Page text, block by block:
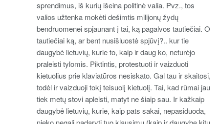
sprendimus, iš kurių išeina politinė valia. Pvz., tos
valios užtenka mokėti dešimtis milijonų žydų
bendruomenei spjaunant į tai, ką pagalvos tautiečiai. O
tautiečiai ką, ar bent nusišluostė spjūvį?.. kur tie
daugybė lietuvių, kurie to, kaip ir daug ko, neturėjo
praleisti tylomis. Piktintis, protestuoti ir vaizduoti
kietuolius prie klaviatūros nesiskato. Gal tau ir skaitosi,
todėl ir vaizduoji tokį teisuolį kietuolį. Tai, kad rūmai jau
tiek metų stovi apleisti, matyt ne šiaip sau. Ir kažkaip
daugybė lietuvių, kurie, kaip pats sakai, nepasiduoda,